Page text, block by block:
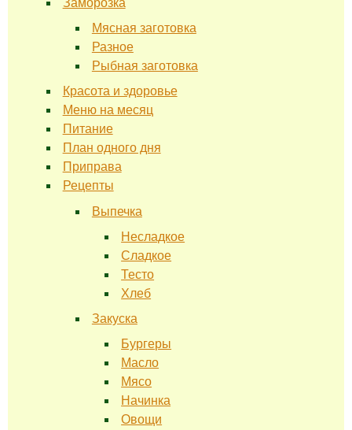
Заморозка
Мясная заготовка
Разное
Рыбная заготовка
Красота и здоровье
Меню на месяц
Питание
План одного дня
Приправа
Рецепты
Выпечка
Несладкое
Сладкое
Тесто
Хлеб
Закуска
Бургеры
Масло
Мясо
Начинка
Овощи